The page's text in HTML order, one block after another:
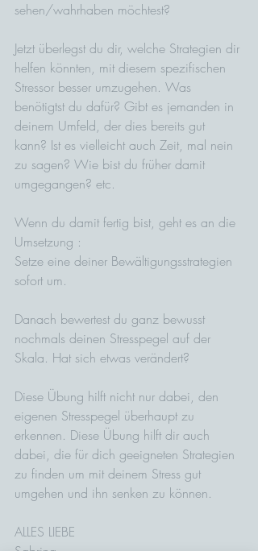
sehen/wahrhaben möchtest?
Jetzt überlegst du dir, welche Strategien dir
helfen könnten, mit diesem spezifischen
Stressor besser umzugehen. Was
benötigtst du dafür? Gibt es jemanden in
deinem Umfeld, der dies bereits gut
kann? Ist es vielleicht auch Zeit, mal nein
zu sagen? Wie bist du früher damit
umgegangen? etc.
Wenn du damit fertig bist, geht es an die
Umsetzung :
Setze eine deiner Bewältigungsstrategien
sofort um.
Danach bewertest du ganz bewusst
nochmals deinen Stresspegel auf der
Skala. Hat sich etwas verändert?
Diese Übung hilft nicht nur dabei, den
eigenen Stresspegel überhaupt zu
erkennen. Diese Übung hilft dir auch
dabei, die für dich geeigneten Strategien
zu finden um mit deinem Stress gut
umgehen und ihn senken zu können.
ALLES LIEBE